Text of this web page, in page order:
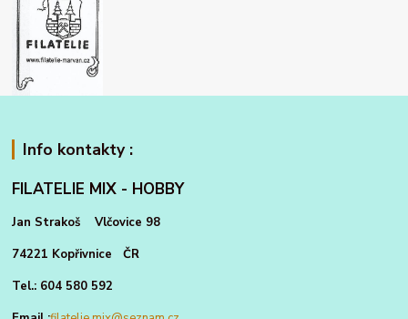
Info kontakty :
FILATELIE MIX - HOBBY
Jan Strakoš Vlčovice 98
74221 Kopřivnice ČR
Tel.: 604 580 592